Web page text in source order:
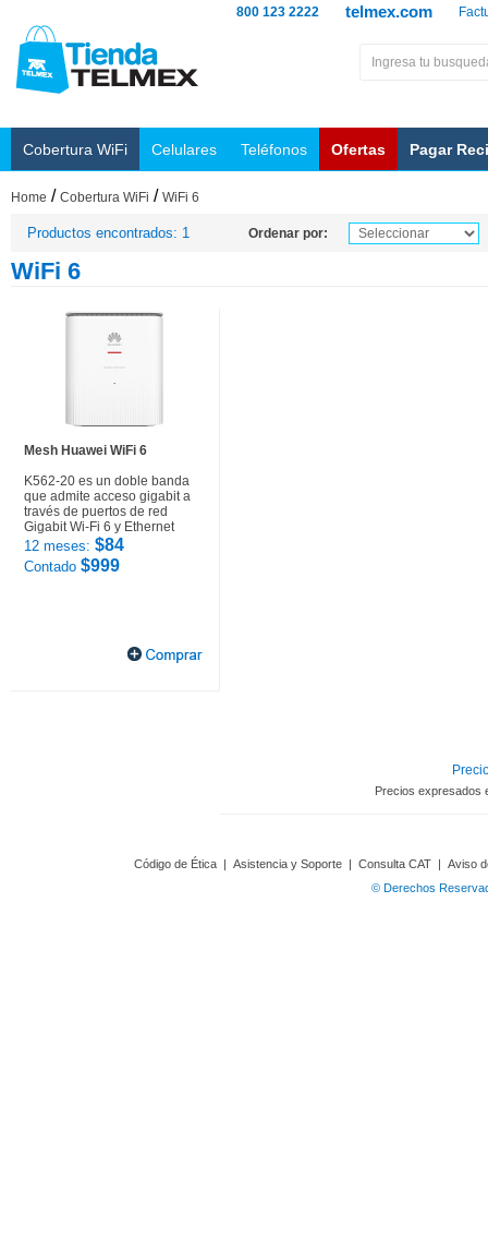
telmex.com
800 123 2222
Cobertura WiFi Celulares Teléfonos Ofertas Pagar
Home / Cobertura WiFi / WiFi 6
Productos encontrados: 1 Ordenar por:
WiFi 6
Mesh Huawei WiFi 6
K562-20 es un doble banda
que admite acceso gigabit a
través de puertos de red
Gigabit Wi-Fi 6 y Ethernet
12 meses: $84
Contado $999
Precios expresados
Código de Ética | Asistencia y Soporte | Consulta CAT | Aviso
© Derechos